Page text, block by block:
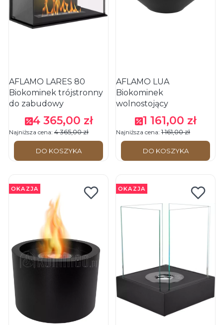
AFLAMO LARES 80
Biokominek trójstronny
do zabudowy
Cena promocyjna
4 365,00 zł
Najniższa cena: 4 365,00 zł
DO KOSZYKA
AFLAMO LUA
Biokominek
wolnostojący
Cena promocyjna
1 161,00 zł
Najniższa cena: 1 161,00 zł
DO KOSZYKA
OKAZJA OKAZJA